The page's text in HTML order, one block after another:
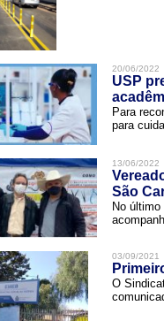
20/06/2022
USP
Para
para
13/06/2022
São
No
03/09/2021
O